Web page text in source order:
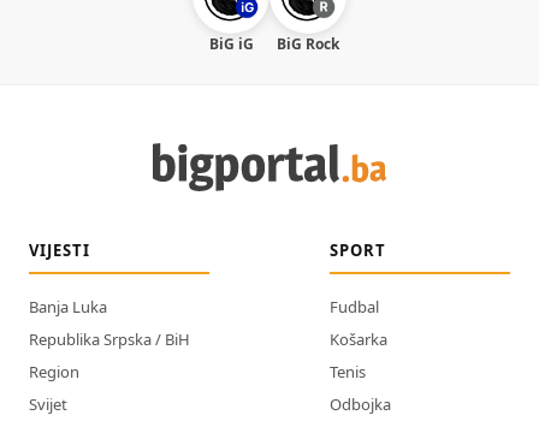
BiG iG BiG Rock
VIJESTI
Banja Luka
Republika Srpska / BiH
Region
Svijet
SPORT
Fudbal
Košarka
Tenis
Odbojka